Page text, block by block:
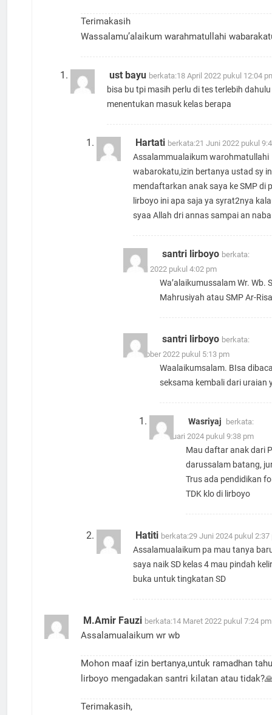
Terimakasih
Wassalamu’alaikum warahmatullahi
ust bayu berkata:18 April 2022 pukul 12:04
bisa bu tpi masih perlu di tes terlebih
menentukan masuk kelas berapa
Hartati berkata:21 Juni 2022 pukul
Assalammualaikum warohmatullahi
wabarokatu,izin bertanya ustad sy
mendaftarkan anak saya ke SMP di
lirboyo ini apa saja ya syrat2nya
syaa Allah dri annas sampai an naba
santri lirboyo berkata:
22 Juni 2022 pukul 4:02 pm
Wa’alaikumussalam Wr. Wb.
Mahrusiyah atau SMP Ar-
santri lirboyo berkata:
26 Oktober 2022 pukul 5:13 pm
Waalaikumsalam. BIsa
seksama kembali dari uraian
Wasriyaj
berkata:
29 Januari 2024 pukul 9:38 pm
Mau daftar anak dari
darussalam batang,
Trus ada pendidikan
TDK klo di lirboyo
Hatiti berkata:29 Juni 2024 pukul 2:37
Assalamualaikum pa mau tanya
saya naik SD kelas 4 mau pindah
buka untuk tingkatan SD
M.Amir Fauzi berkata:14 Maret 2022 pukul 7:24 pm
Assalamualaikum wr wb
Mohon maaf izin bertanya,untuk ramadhan
lirboyo mengadakan santri kilatan atau
Terimakasih,